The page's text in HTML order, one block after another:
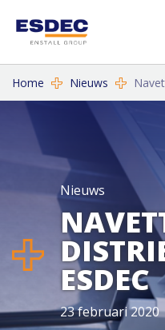
Home Nieuws
Nieuws
ESDEC
23 februari 2020